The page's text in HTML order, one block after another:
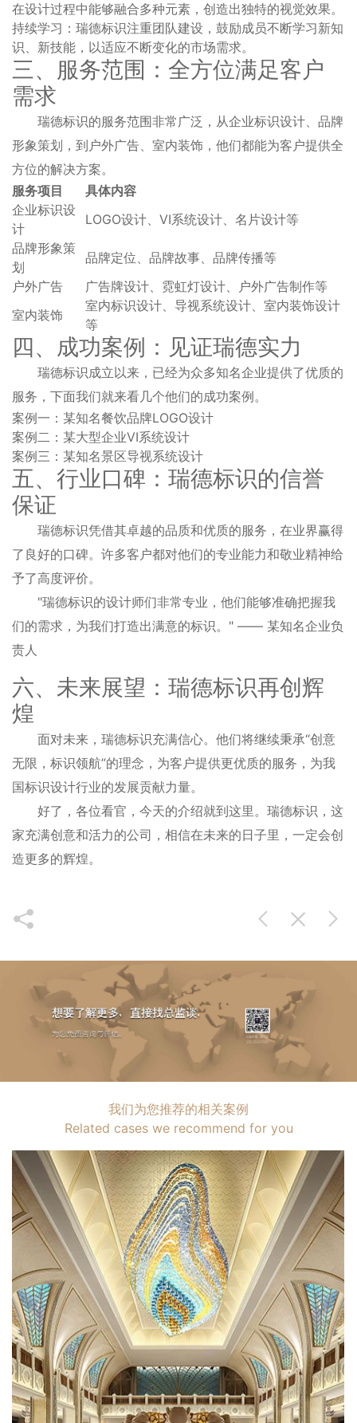
在设计过程中能够融合多种元素，创造出独特的视觉效果。
持续学习：瑞德标识注重团队建设，鼓励成员不断学习新知
识、新技能，以适应不断变化的市场需求。
三、服务范围：全方位满足客户
需求
瑞德标识的服务范围非常广泛，从企业标识设计、品牌
形象策划，到户外广告、室内装饰，他们都能为客户提供全
方位的解决方案。
服务项目
具体内容
企业标识设
计
LOGO设计、VI系统设计、名片设计等
品牌形象策
划
品牌定位、品牌故事、品牌传播等
户外广告
广告牌设计、霓虹灯设计、户外广告制作等
室内装饰
室内标识设计、导视系统设计、室内装饰设计
等
四、成功案例：见证瑞德实力
瑞德标识成立以来，已经为众多知名企业提供了优质的
服务，下面我们就来看几个他们的成功案例。
案例一：某知名餐饮品牌LOGO设计
案例二：某大型企业VI系统设计
案例三：某知名景区导视系统设计
五、行业口碑：瑞德标识的信誉
保证
瑞德标识凭借其卓越的品质和优质的服务，在业界赢得
了良好的口碑。许多客户都对他们的专业能力和敬业精神给
予了高度评价。
"瑞德标识的设计师们非常专业，他们能够准确把握我
们的需求，为我们打造出满意的标识。" —— 某知名企业负
责人
六、未来展望：瑞德标识再创辉
煌
面对未来，瑞德标识充满信心。他们将继续秉承“创意
无限，标识领航”的理念，为客户提供更优质的服务，为我
国标识设计行业的发展贡献力量。
好了，各位看官，今天的介绍就到这里。瑞德标识，这
家充满创意和活力的公司，相信在未来的日子里，一定会创
造更多的辉煌。
我们为您推荐的相关案例
Related cases we recommend for you